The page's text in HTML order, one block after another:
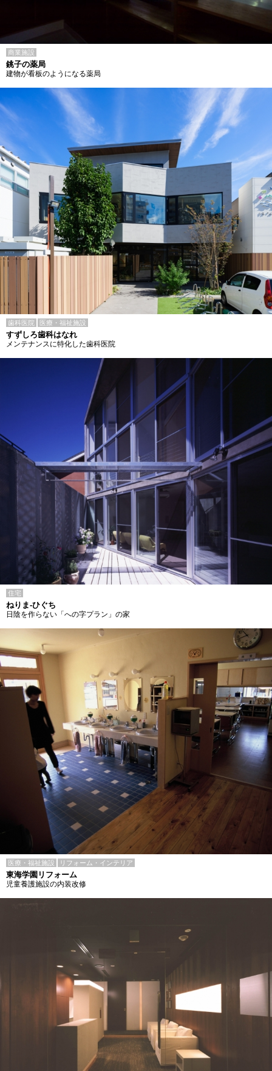
商業施設
銚子の薬局
建物が看板のようになる薬局
歯科医院 医療・福祉施設
すずしろ歯科はなれ
メンテナンスに特化した歯科医院
住宅
ねりま-ひぐち
日陰を作らない「への字プラン」の家
医療・福祉施設 リフォーム・インテリア
東海学園リフォーム
児童養護施設の内装改修